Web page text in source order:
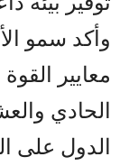
وأكد سمو
معايير
الحادي
الدول على